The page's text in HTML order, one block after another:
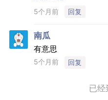
生活才是一切的答案
我希望未来的我能像
5个月前 回复
南瓜
有意思
5个月前 回复
已经